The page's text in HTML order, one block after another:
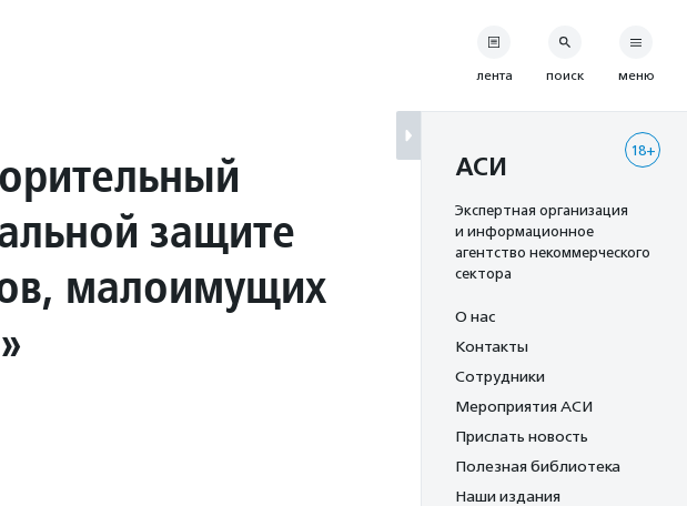
защите
малоимущих
лента поиск меню
18+
АСИ
Экспертная организация
и информационное
агентство некоммерческого
сектора
О нас
Контакты
Сотрудники
Мероприятия АСИ
Прислать новость
Полезная библиотека
Наши издания